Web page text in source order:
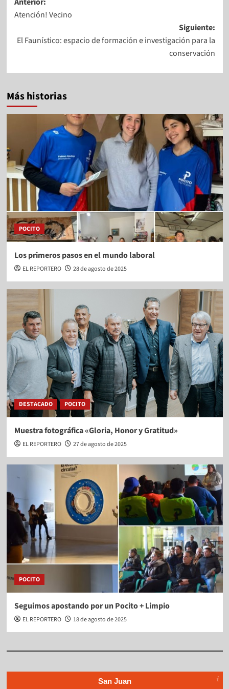
Atención! Vecino
Siguiente:
El Faunístico: espacio de formación e investigación para la
conservación
Más historias
POCITO
Los primeros pasos en el mundo laboral
EL REPORTERO 28 de agosto de 2025
DESTACADO POCITO
Muestra fotográfica «Gloria, Honor y Gratitud»
EL REPORTERO 27 de agosto de 2025
POCITO
Seguimos apostando por un Pocito + Limpio
EL REPORTERO 18 de agosto de 2025
San Juan